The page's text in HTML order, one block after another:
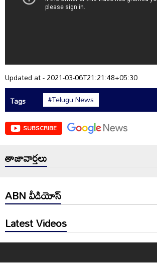
Updated at - 2021-03-06T21:21:48+05:30
Tags
#Telugu News
SUBSCRIBE
తాజావార్తలు
ABN వీడియోస్
Latest Videos